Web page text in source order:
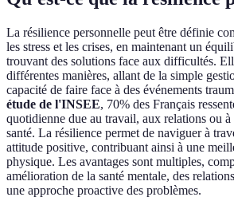
La résilience personnelle peut être définie
les stress et les crises, en maintenant un
trouvant des solutions face aux difficultés.
différentes manières, allant de la simple
capacité de faire face à des événements
étude de l'INSEE, 70% des Français
quotidienne due au travail, aux relations ou à
santé. La résilience permet de naviguer à
attitude positive, contribuant ainsi à une
physique. Les avantages sont multiples,
amélioration de la santé mentale, des
une approche proactive des problèmes.